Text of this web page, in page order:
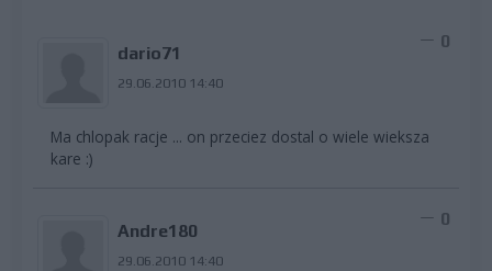
dario71
29.06.2010 14:40
0
Ma chlopak racje ... on przeciez dostal o wiele wieksza
kare :)
Andre180
29.06.2010 14:40
0